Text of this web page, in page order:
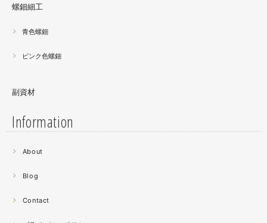
螺鈿細工の工程。青みの強い鮑貝を使ってステンドグラス
曲面に螺鈿するためには貝も小さなカケラを使う必要が...
昔作った２０００ピースのジグソーパズルを思い出す。ひ
螺鈿細工
青色螺鈿
ピンク色螺鈿
副資材
Information
About
Blog
Contact